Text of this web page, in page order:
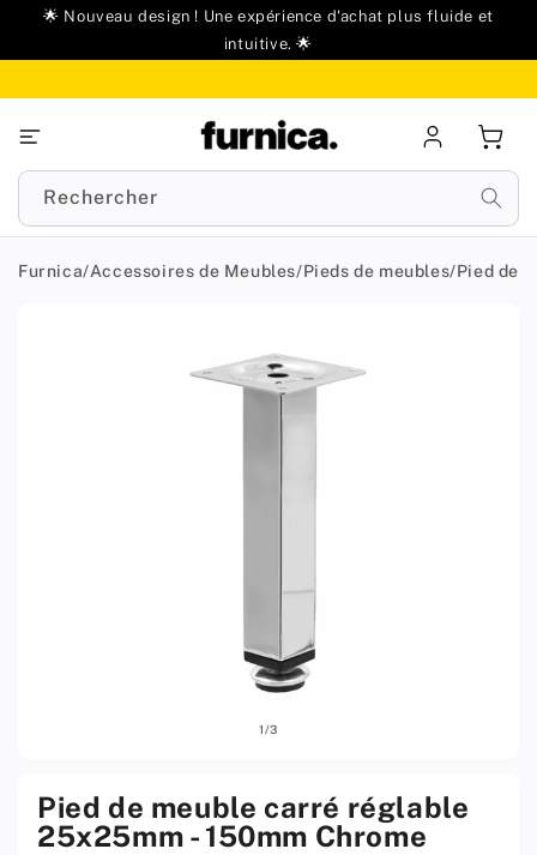
🌟 Nouveau design ! Une expérience d'achat plus fluide et
intuitive. 🌟
connecter
Rechercher
Furnica/Accessoires de Meubles/Pieds de meubles/Pied de
w
menu
modal
1/sur
3
Pied de meuble carré réglable
25x25mm - 150mm Chrome